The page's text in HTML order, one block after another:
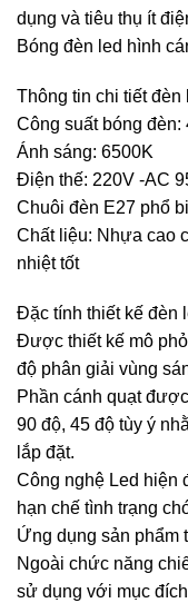
dụng và tiêu thụ ít
Bóng đèn led hình
Thông tin chi tiết đèn
Công suất bóng đèn:
Ánh sáng: 6500K
Điện thế: 220V -AC
Chuôi đèn E27 phổ
Chất liệu: Nhựa cao
nhiệt tốt
Đặc tính thiết kế đèn
Được thiết kế mô
độ phân giải vùng
Phần cánh quạt
90 độ, 45 độ tùy ý
lắp đặt.
Công nghệ Led hiện
hạn chế tình trạng
Ứng dụng sản phẩm
Ngoài chức năng
sử dụng với mục